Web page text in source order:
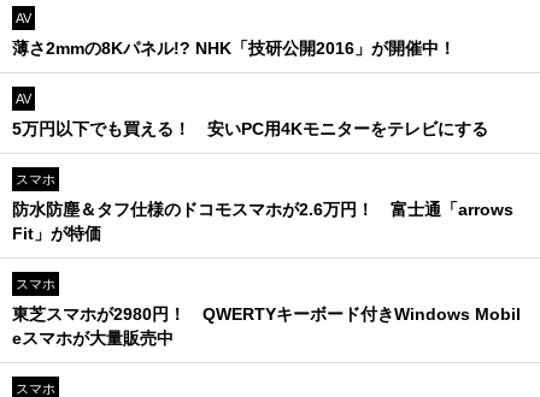
AV
薄さ2mmの8Kパネル!? NHK「技研公開2016」が開催中！
AV
5万円以下でも買える！ 安いPC用4Kモニターをテレビにする
スマホ
防水防塵＆タフ仕様のドコモスマホが2.6万円！ 富士通「arrows
Fit」が特価
スマホ
東芝スマホが2980円！ QWERTYキーボード付きWindows Mobil
eスマホが大量販売中
スマホ